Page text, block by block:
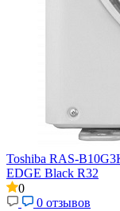
Toshiba RAS-
EDGE Black R32
0
0 отзывов